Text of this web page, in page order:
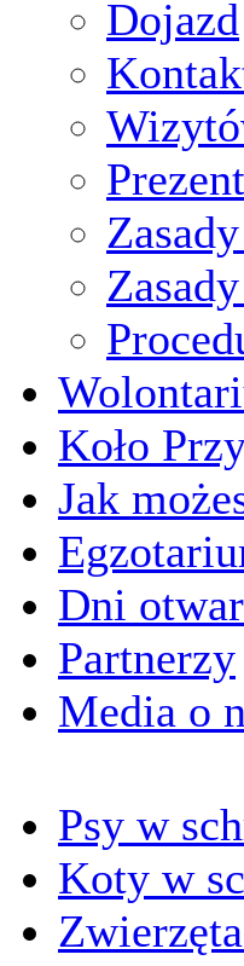
Dojazd
Koło
Jak
Dni
Partnerzy
Media o
Psy w
Koty w